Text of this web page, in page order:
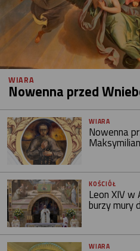
WIARA
Nowenna przed
WIARA
Nowenna
KOŚCIÓŁ
Leon XIV w
burzy mury
WIARA